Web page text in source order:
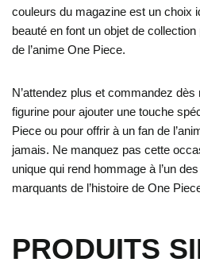
couleurs du magazine est un choix
beauté en font un objet de
de l’anime One Piece.
N’attendez plus et commandez
figurine pour ajouter une touche
Piece ou pour offrir à un fan de
jamais. Ne manquez pas cette
unique qui rend hommage à l’un
marquants de l’histoire de One
PRODUITS